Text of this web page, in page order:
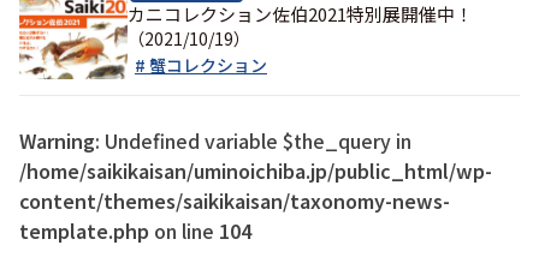
カニコレクション佐伯2021特別展開催中！
（2021/10/19）
# 蟹コレクション
Warning: Undefined variable $the_query in
/home/saikikaisan/uminoichiba.jp/public_html/wp-
content/themes/saikikaisan/taxonomy-news-
template.php on line 104